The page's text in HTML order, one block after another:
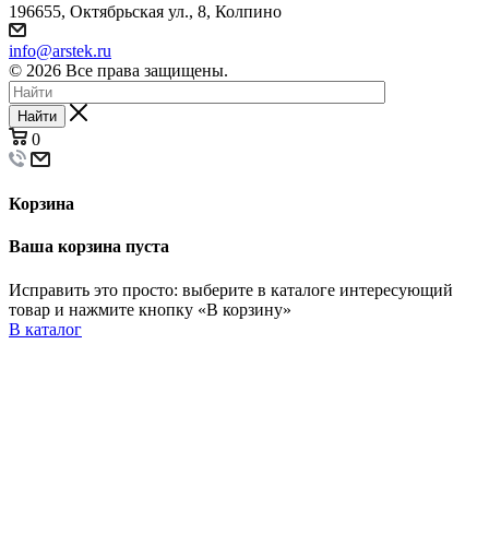
196655, Октябрьская ул., 8, Колпино
info@arstek.ru
© 2026 Все права защищены.
Найти
0
Корзина
Ваша корзина пуста
Исправить это просто: выберите в каталоге интересующий
товар и нажмите кнопку «В корзину»
В каталог